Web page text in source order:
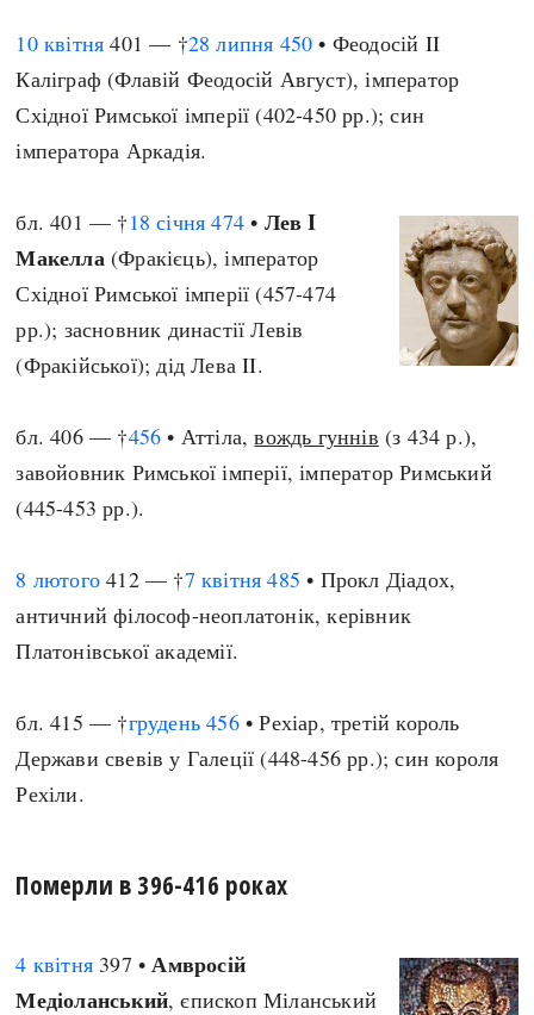
10 квітня 401 — †28 липня 450 • Феодосій II
Каліграф (Флавій Феодосій Август), імператор
Східної Римської імперії (402-450 рр.); син
імператора Аркадія.
бл. 401 — †18 січня 474 • Лев I
Макелла(Фракієць), імператор
Східної Римської імперії (457-474
рр.); засновник династії Левів
(Фракійської); дід Лева II.
бл. 406 — †456 • Аттіла,вождь гуннів (з 434 р.),
завойовник Римської імперії, імператор Римський
(445-453 рр.).
8 лютого 412 — †7 квітня 485 • Прокл Діадох,
античний філософ-неоплатонік, керівник
Платонівської академії.
бл. 415 — †грудень 456• Рехіар, третій король
Держави свевів у Галеції (448-456 рр.); син короля
Рехіли.
Померли в 396-416 роках
4 квітня 397 •Амвросій
Медіоланський, єпископ Міланський